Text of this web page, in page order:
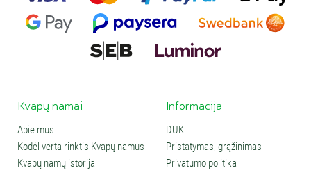
Kvapų namai
Apie mus
Kodėl verta rinktis Kvapų namus
Kvapų namų istorija
Informacija
DUK
Pristatymas, grąžinimas
Privatumo politika